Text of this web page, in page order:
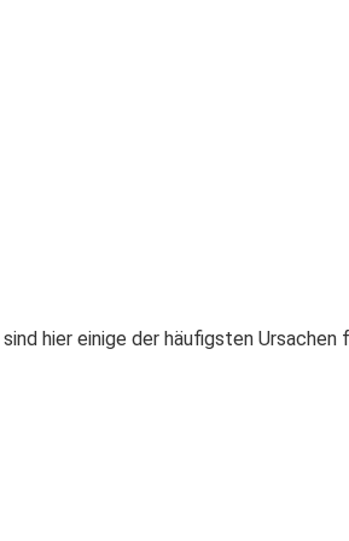
hier einige der häufigsten Ursachen